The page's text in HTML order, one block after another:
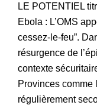
LE POTENTIEL
Ebola : L’OMS
cessez-le-feu”.
résurgence de
contexte
Provinces comme
régulièrement